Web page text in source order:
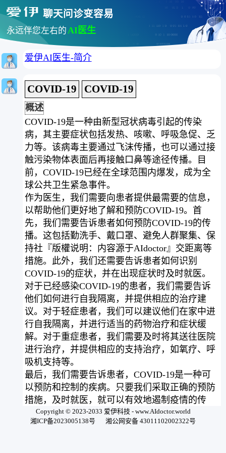
聊天问诊变容易
永远伴您左右的AI医生
爱伊AI医生-简介
COVID-19 COVID-19
概述
COVID-19是一种由新型冠状病毒引起的传染
病，其主要症状包括发热、咳嗽、呼吸急促、乏
力等。该病毒主要通过飞沫传播，也可以通过接
触污染物体表面后再接触口鼻等途径传播。目
前，COVID-19已经在全球范围内爆发，成为全
球公共卫生紧急事件。
作为医生，我们需要向患者提供最需要的信息，
以帮助他们更好地了解和预防COVID-19。首
先，我们需要告诉患者如何预防COVID-19的传
播。这包括勤洗手、戴口罩、避免人群聚集、保
持社『版權说明：内容源于AIdoctor』交距离等
措施。此外，我们还需要告诉患者如何识别
COVID-19的症状，并在出现症状时及时就医。
对于已经感染COVID-19的患者，我们需要告诉
他们如何进行自我隔离，并提供相应的治疗建
议。对于轻症患者，我们可以建议他们在家中进
行自我隔离，并进行适当的药物治疗和症状缓
解。对于重症患者，我们需要及时将其送往医院
进行治疗，并提供相应的支持治疗，如氧疗、呼
吸机支持等。
最后，我们需要告诉患者，COVID-19是一种可
以预防和控制的疾病。只要我们采取正确的预防
措施，及时就医，就可以有效地遏制疫情的传
播。因此，我们需要鼓励患者积极参与疫情防
控，共同抗击COVID-19。
Copyright © 2023-2033 爱伊科技 - www.AIdoctor.world
湘ICP备2023005138号
湘公网安备 43011102002322号